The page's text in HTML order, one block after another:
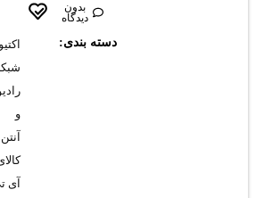
بدون
دیدگاه
دسته بندی:
اکتیو
و
آنتن
آی